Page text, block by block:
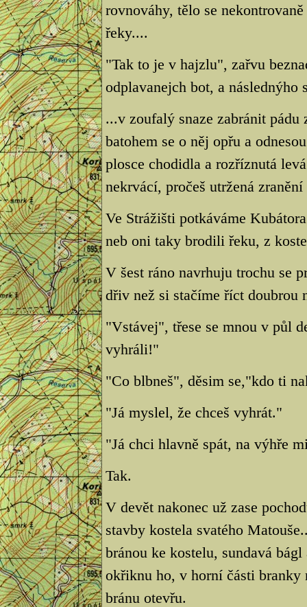
rovnováhy, tělo se
řeky....
"Tak to je v hajzlu", zařvu
odplavanejch bot, a následnýho
...v zoufalý snaze zabránit
batohem se o něj opřu a
plosce chodidla a rozříznutá
nekrvácí, pročeš utržená
Ve Strážišti potkáváme
neb oni taky brodili řeku, z
V šest ráno navrhuju trochu se
dřiv než si stačíme říct doubrou
"Vstávej", třese se mnou v půl
vyhráli!"
"Co blbneš", děsim se,"kdo ti
"Já myslel, že chceš vyhrát."
"Já chci hlavně spát, na výhře
Tak.
V devět nakonec už zase
stavby kostela svatého
bránou ke kostelu, sundavá
okřiknu ho, v horní části branky
bránu otevřu.